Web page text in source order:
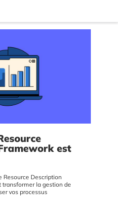
est
Resource Description
transformer la gestion de
vos processus